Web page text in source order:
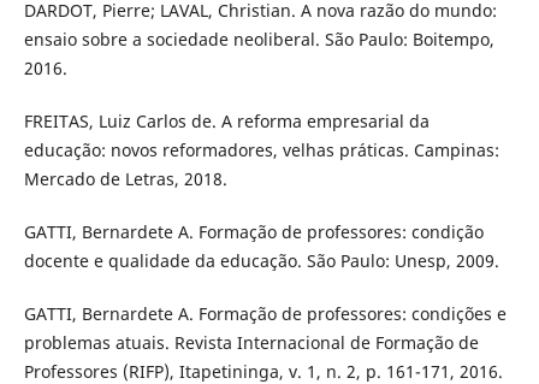
DARDOT, Pierre; LAVAL, Christian. A nova razão do mundo:
ensaio sobre a sociedade neoliberal. São Paulo: Boitempo,
2016.
FREITAS, Luiz Carlos de. A reforma empresarial da
educação: novos reformadores, velhas práticas. Campinas:
Mercado de Letras, 2018.
GATTI, Bernardete A. Formação de professores: condição
docente e qualidade da educação. São Paulo: Unesp, 2009.
GATTI, Bernardete A. Formação de professores: condições e
problemas atuais. Revista Internacional de Formação de
Professores (RIFP), Itapetininga, v. 1, n. 2, p. 161-171, 2016.